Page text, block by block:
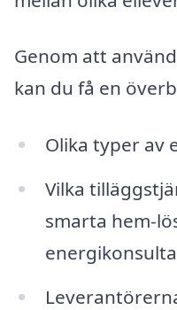
Genom att
kan du få en
Olika typer av
Vilka
smarta hem-